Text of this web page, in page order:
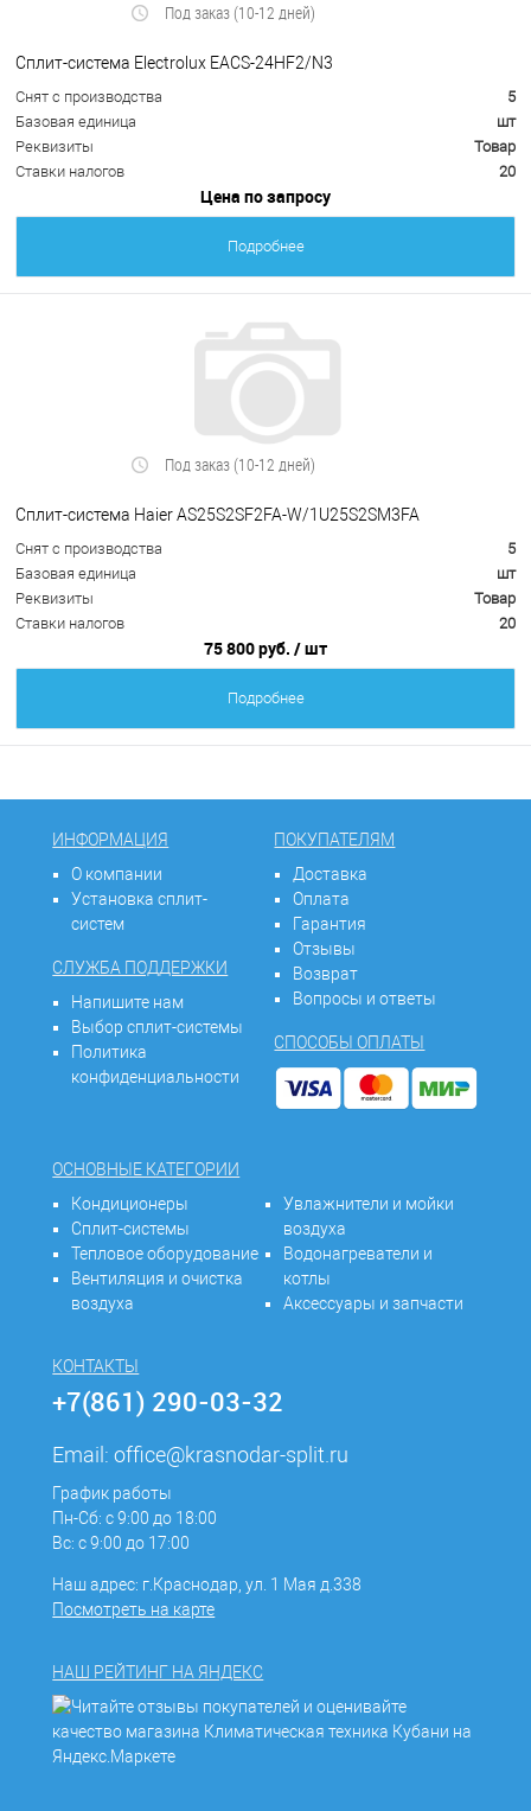
Под заказ (10-12 дней)
Сплит-система Electrolux EACS-24HF2/N3
Снят с производства
5
Базовая единица
шт
Реквизиты
Товар
Ставки налогов
20
Цена по запросу
Подробнее
Под заказ (10-12 дней)
Сплит-система Haier AS25S2SF2FA-W/1U25S2SM3FA
Снят с производства
5
Базовая единица
шт
Реквизиты
Товар
Ставки налогов
20
75 800 руб. / шт
Подробнее
ИНФОРМАЦИЯ
О компании
Установка сплит-
систем
СЛУЖБА ПОДДЕРЖКИ
Напишите нам
Выбор сплит-системы
Политика
конфиденциальности
ПОКУПАТЕЛЯМ
Доставка
Оплата
Гарантия
Отзывы
Возврат
Вопросы и ответы
СПОСОБЫ ОПЛАТЫ
ОСНОВНЫЕ КАТЕГОРИИ
Кондиционеры
Сплит-системы
Тепловое оборудование
Вентиляция и очистка
воздуха
Увлажнители и мойки
воздуха
Водонагреватели и
котлы
Аксессуары и запчасти
КОНТАКТЫ
+7(861) 290-03-32
Email:office@krasnodar-split.ru
График работы
Пн-Сб: с 9:00 до 18:00
Вс: с 9:00 до 17:00
Наш адрес: г.Краснодар, ул. 1 Мая д.338
Посмотреть на карте
НАШ РЕЙТИНГ НА ЯНДЕКС